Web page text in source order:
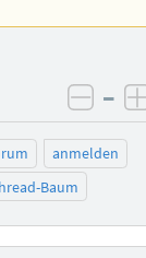
–
anmelden
Baum